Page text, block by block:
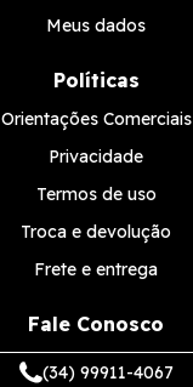
Meus dados
Políticas
Orientações Comerciais
Privacidade
Termos de uso
Troca e devolução
Frete e entrega
Fale Conosco
(34) 99911-4067